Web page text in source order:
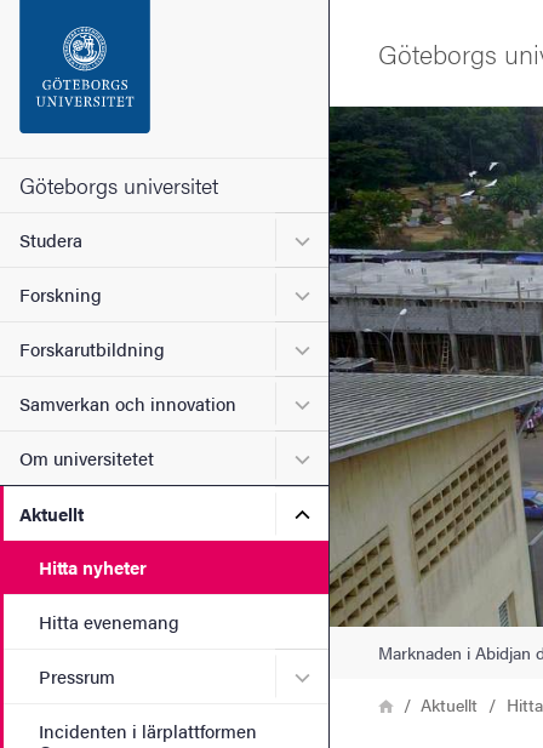
Sidfoten
Om webbplatsen
Göteborgs universitet
Studera Undermeny för Studera
Forskning Undermeny för Forskning
Forskarutbildning Undermeny för
Samverkan och innovation Undermeny för
Om universitetet Undermeny för Om
Aktuellt Undermeny för Aktuellt
Hitta nyheter
Hitta evenemang
Pressrum Undermeny för Pressrum
Incidenten i lärplattformen
Göteborgs
Bild
Marknaden i Abidjan
LänkstigHemAktuellt